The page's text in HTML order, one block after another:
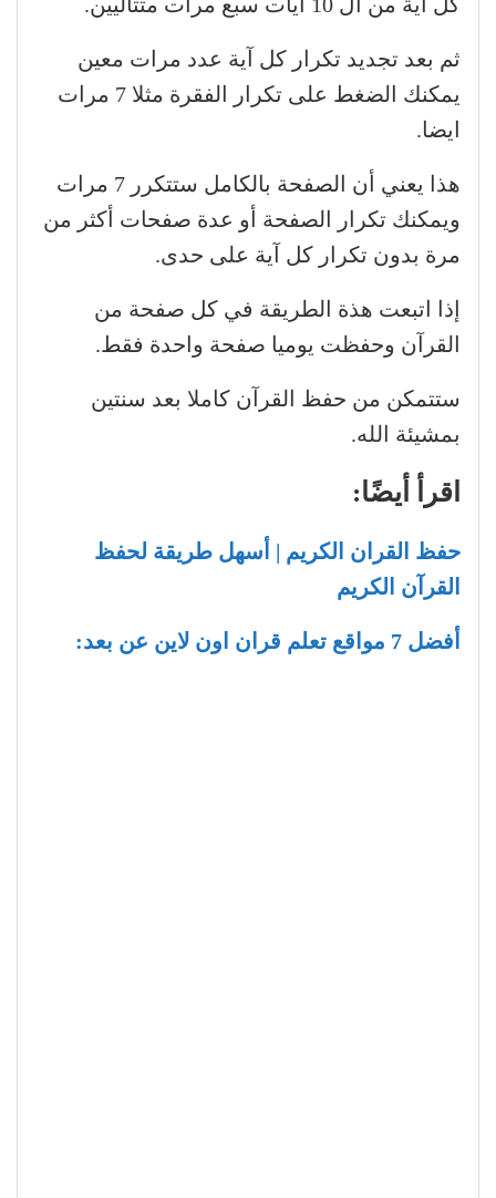
ثم بعد تجديد تكرار كل آية عدد مرات معين
يمكنك الضغط على تكرار الفقرة مثلا 7 مرات
ايضا.
هذا يعني أن الصفحة بالكامل ستتكرر 7 مرات
ويمكنك تكرار الصفحة أو عدة صفحات أكثر من
مرة بدون تكرار كل آية على حدى.
إذا اتبعت هذة الطريقة في كل صفحة من
القرآن وحفظت يوميا صفحة واحدة فقط.
ستتمكن من حفظ القرآن كاملا بعد سنتين
بمشيئة الله.
اقرأ أيضًا:
حفظ القران الكريم | أسهل طريقة لحفظ
القرآن الكريم
أفضل 7 مواقع تعلم قران اون لاين عن بعد: